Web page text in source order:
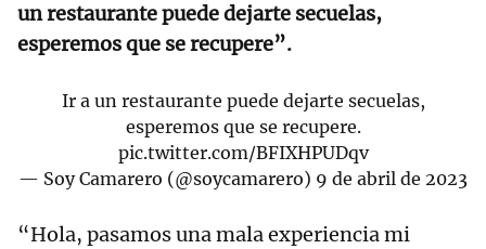
un restaurante puede dejarte secuelas,
esperemos que se recupere”.
Ir a un restaurante puede dejarte secuelas,
esperemos que se recupere.
pic.twitter.com/BFIXHPUDqv
— Soy Camarero (@soycamarero) 9 de abril de 2023
“Hola, pasamos una mala experiencia mi